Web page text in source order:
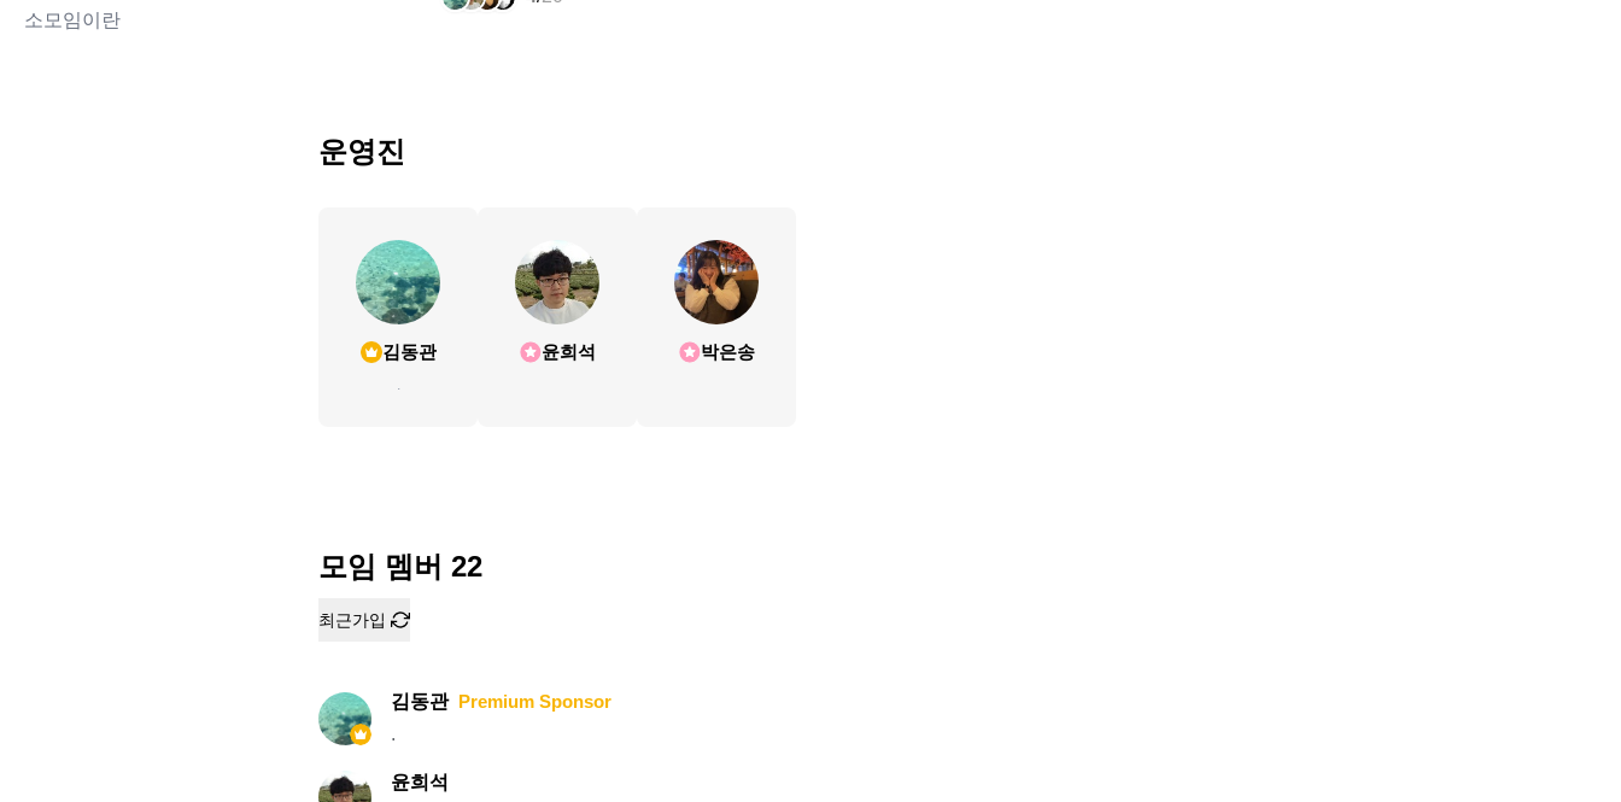
소모임이란
운영진
김동관
.
윤희석 박은송
모임 멤버 22
최근가입
김동관 Premium Sponsor
.
윤희석